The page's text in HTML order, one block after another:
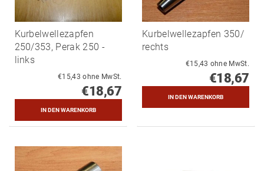
Kurbelwellezapfen
250/353, Perak 250 -
links
€15,43 ohne MwSt.
€18,67
Kurbelwellezapfen 350/
rechts
€15,43 ohne MwSt.
€18,67